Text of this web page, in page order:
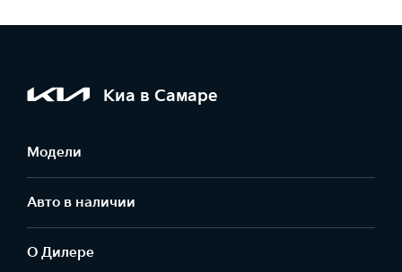
Киа в Самаре
Модели
Авто в наличии
О Дилере